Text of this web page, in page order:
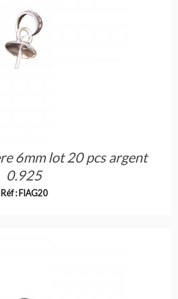
6mm lot 20 pcs argent
0.925
Réf : FIAG20